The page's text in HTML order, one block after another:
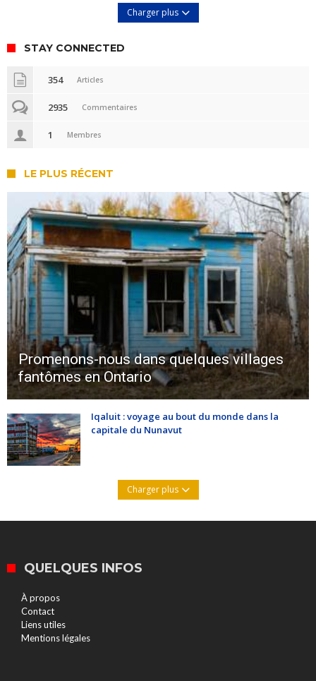
Charger plus
STAY CONNECTED
354 Articles
2935 Commentaires
1 Membres
LE PLUS RÉCENT
Promenons-nous dans quelques villages
fantômes en Ontario
Iqaluit : voyage au bout du monde dans la
capitale du Nunavut
Charger plus
QUELQUES INFOS
À propos
Contact
Liens utiles
Mentions légales